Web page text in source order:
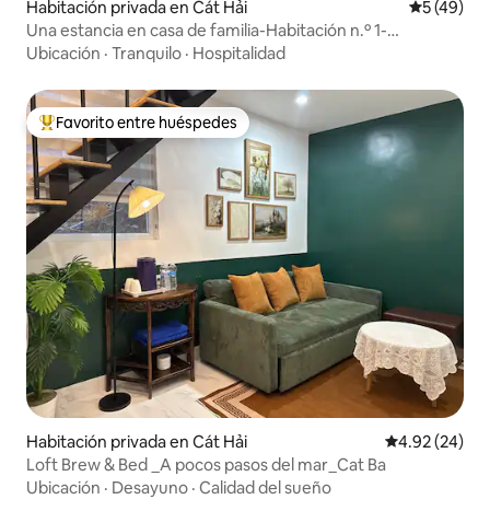
Habitación privada en Cát Hải
5 (49)
Una estancia en casa de familia-Habitación n.º 1-
Hospédate con una familia local
Ubicación · Tranquilo · Hospitalidad
De los mejores en Favorito entre huéspedes
Favorito entre huéspedes
Habitación privada en Cát Hải Calificación
4.92 (24)
Loft Brew & Bed _A pocos pasos del mar_Cat Ba
Ubicación · Desayuno · Calidad del sueño